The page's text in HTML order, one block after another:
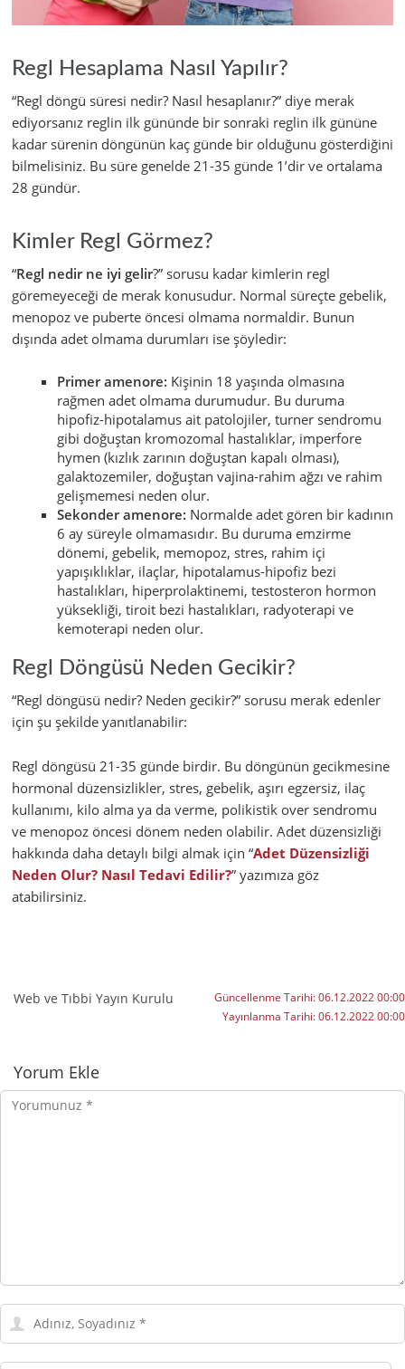
Regl Hesaplama Nasıl Yapılır?
“Regl döngü süresi nedir? Nasıl hesaplanır?” diye merak
ediyorsanız reglin ilk gününde bir sonraki reglin ilk gününe
kadar sürenin döngünün kaç günde bir olduğunu gösterdiğini
bilmelisiniz. Bu süre genelde 21-35 günde 1’dir ve ortalama
28 gündür.
Kimler Regl Görmez?
“Regl nedir ne iyi gelir?” sorusu kadar kimlerin regl
göremeyeceği de merak konusudur. Normal süreçte gebelik,
menopoz ve puberte öncesi olmama normaldir. Bunun
dışında adet olmama durumları ise şöyledir:
Primer amenore: Kişinin 18 yaşında olmasına
rağmen adet olmama durumudur. Bu duruma
hipofiz-hipotalamus ait patolojiler, turner sendromu
gibi doğuştan kromozomal hastalıklar, imperfore
hymen (kızlık zarının doğuştan kapalı olması),
galaktozemiler, doğuştan vajina-rahim ağzı ve rahim
gelişmemesi neden olur.
Sekonder amenore: Normalde adet gören bir kadının
6 ay süreyle olmamasıdır. Bu duruma emzirme
dönemi, gebelik, memopoz, stres, rahim içi
yapışıklıklar, ilaçlar, hipotalamus-hipofiz bezi
hastalıkları, hiperprolaktinemi, testosteron hormon
yüksekliği, tiroit bezi hastalıkları, radyoterapi ve
kemoterapi neden olur.
Regl Döngüsü Neden Gecikir?
“Regl döngüsü nedir? Neden gecikir?” sorusu merak edenler
için şu şekilde yanıtlanabilir:
Regl döngüsü 21-35 günde birdir. Bu döngünün gecikmesine
hormonal düzensizlikler, stres, gebelik, aşırı egzersiz, ilaç
kullanımı, kilo alma ya da verme, polikistik over sendromu
ve menopoz öncesi dönem neden olabilir. Adet düzensizliği
hakkında daha detaylı bilgi almak için “Adet Düzensizliği
Neden Olur? Nasıl Tedavi Edilir?” yazımıza göz
atabilirsiniz.
Web ve Tıbbi Yayın Kurulu Güncellenme Tarihi:06.12.2022 00:00
Yayınlanma Tarihi:06.12.2022 00:00
Yorumlar
Yorum Ekle
Yorumunuz
Adınız,
Soyadınız